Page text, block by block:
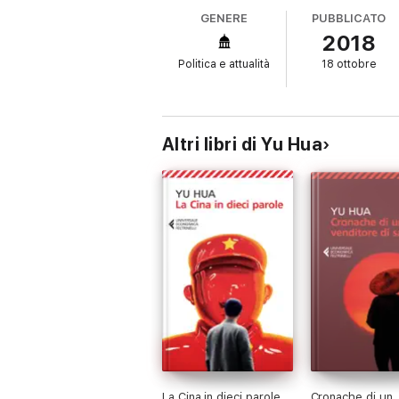
cinesi dimentichino la lotta di classe. Ecco
GENERE
Politica e attualità
PUBBLICATO
2018
18 ottobre
Altri libri di Yu Hua